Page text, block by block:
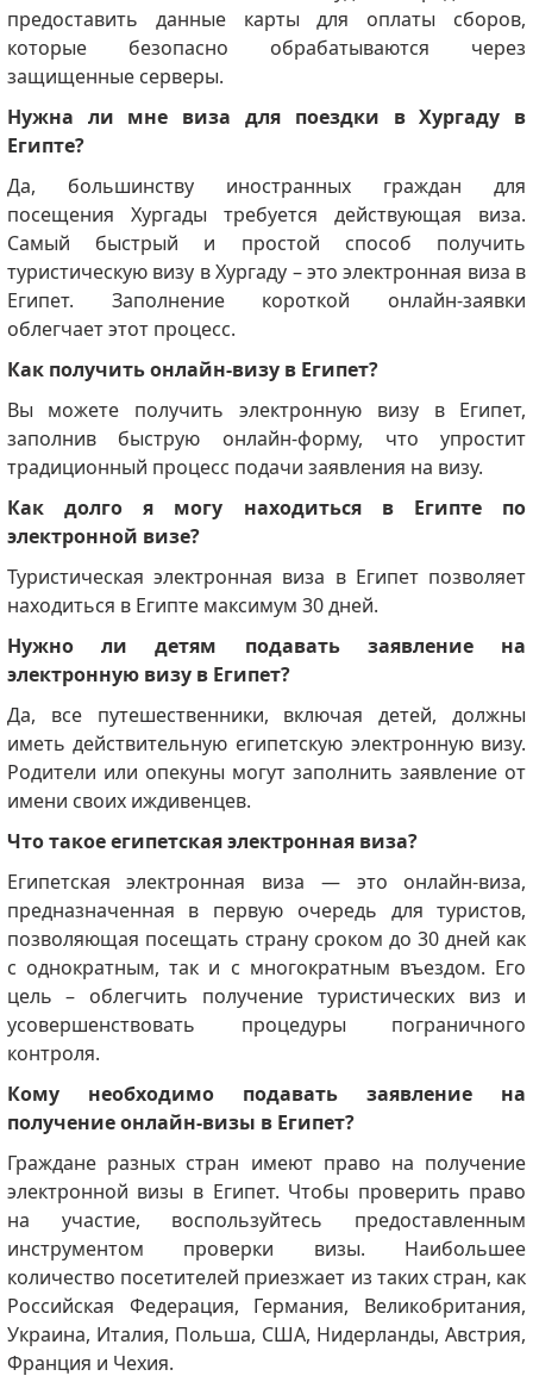
предоставить данные карты для оплаты сборов,
которые безопасно обрабатываются через
защищенные серверы.
Нужна ли мне виза для поездки в Хургаду в
Египте?
Да, большинству иностранных граждан для
посещения Хургады требуется действующая виза.
Самый быстрый и простой способ получить
туристическую визу в Хургаду – это электронная виза в
Египет. Заполнение короткой онлайн-заявки
облегчает этот процесс.
Как получить онлайн-визу в Египет?
Вы можете получить электронную визу в Египет,
заполнив быструю онлайн-форму, что упростит
традиционный процесс подачи заявления на визу.
Как долго я могу находиться в Египте по
электронной визе?
Туристическая электронная виза в Египет позволяет
находиться в Египте максимум 30 дней.
Нужно ли детям подавать заявление на
электронную визу в Египет?
Да, все путешественники, включая детей, должны
иметь действительную египетскую электронную визу.
Родители или опекуны могут заполнить заявление от
имени своих иждивенцев.
Что такое египетская электронная виза?
Египетская электронная виза — это онлайн-виза,
предназначенная в первую очередь для туристов,
позволяющая посещать страну сроком до 30 дней как
с однократным, так и с многократным въездом. Его
цель – облегчить получение туристических виз и
усовершенствовать процедуры пограничного
контроля.
Кому необходимо подавать заявление на
получение онлайн-визы в Египет?
Граждане разных стран имеют право на получение
электронной визы в Египет. Чтобы проверить право
на участие, воспользуйтесь предоставленным
инструментом проверки визы. Наибольшее
количество посетителей приезжает из таких стран, как
Российская Федерация, Германия, Великобритания,
Украина, Италия, Польша, США, Нидерланды, Австрия,
Франция и Чехия.